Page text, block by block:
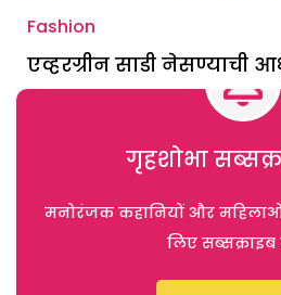
Fashion
एव्हरग्रीन साडी नेसण्याची
गृहशोभा
मनोरंजक कहानियों और
लिए सब्सक्राइब